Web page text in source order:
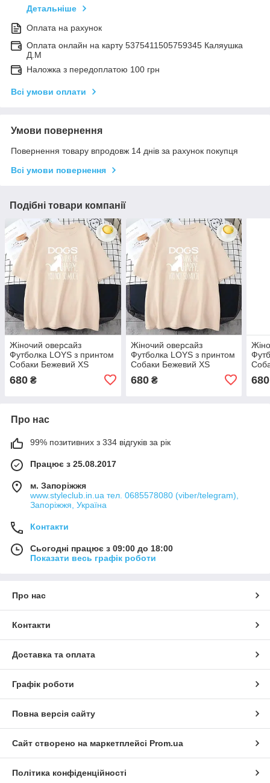
Детальніше
Оплата на рахунок
Оплата онлайн на карту 5375411505759345 Каляушка
Д.М
Наложка з передоплатою 100 грн
Всі умови оплати
Умови повернення
Повернення товару впродовж 14 днів за рахунок покупця
Всі умови повернення
Подібні товари компанії
Жіночий оверсайз
Футболка LOYS з принтом
Собаки Бежевий XS
680 ₴
Жіночий оверсайз
Футболка LOYS з принтом
Собаки Бежевий XS
680₴ 680
Про нас
99% позитивних з 334 відгуків за рік
Працює з 25.08.2017
м. Запоріжжя
www.styleclub.in.ua тел. 0685578080 (viber/telegram),
Запоріжжя, Україна
Контакти
Сьогодні працює з 09:00 до 18:00
Показати весь графік роботи
Про нас
Контакти
Доставка та оплата
Графік роботи
Повна версія сайту
Сайт створено на маркетплейсі Prom.ua
Політика конфіденційності